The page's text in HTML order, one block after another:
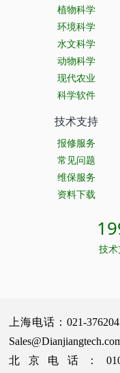
植物科学
环境科学
水文科学
动物科学
现代农业
科学软件
技术支持
报修服务
常见问题
维保服务
资料下载
技
上海电话：021-
北京电话：